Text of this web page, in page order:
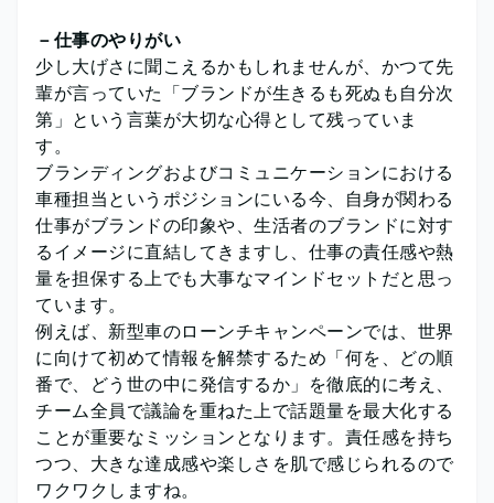
－仕事のやりがい
少し大げさに聞こえるかもしれませんが、かつて先
輩が言っていた「ブランドが生きるも死ぬも自分次
第」という言葉が大切な心得として残っていま
す。
ブランディングおよびコミュニケーションにおける
車種担当というポジションにいる今、自身が関わる
仕事がブランドの印象や、生活者のブランドに対す
るイメージに直結してきますし、仕事の責任感や熱
量を担保する上でも大事なマインドセットだと思っ
ています。
例えば、新型車のローンチキャンペーンでは、世界
に向けて初めて情報を解禁するため「何を、どの順
番で、どう世の中に発信するか」を徹底的に考え、
チーム全員で議論を重ねた上で話題量を最大化する
ことが重要なミッションとなります。責任感を持ち
つつ、大きな達成感や楽しさを肌で感じられるので
ワクワクしますね。